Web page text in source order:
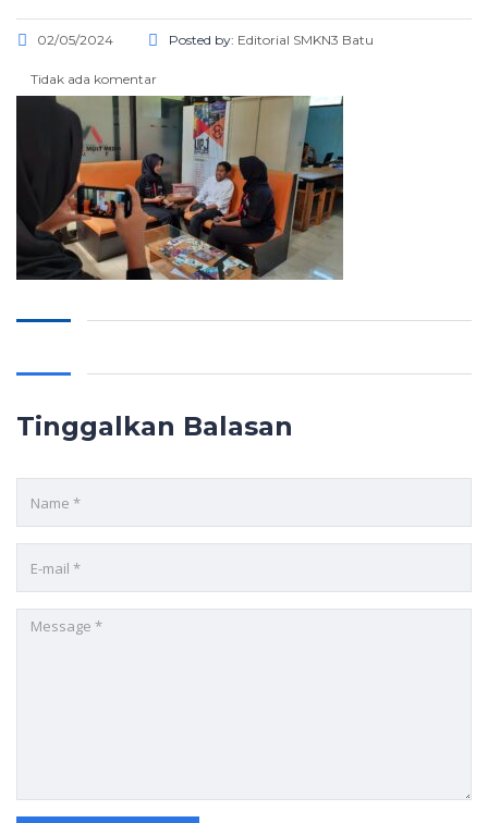
02/05/2024 Posted by: Editorial SMKN3 Batu
Tidak ada komentar
Tinggalkan Balasan